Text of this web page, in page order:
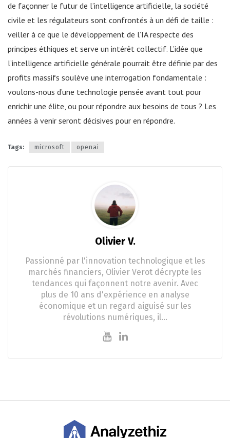
de façonner le futur de l’intelligence artificielle, la société
civile et les régulateurs sont confrontés à un défi de taille :
veiller à ce que le développement de l’IA respecte des
principes éthiques et serve un intérêt collectif. L’idée que
l’intelligence artificielle générale pourrait être définie par des
profits massifs soulève une interrogation fondamentale :
voulons-nous d’une technologie pensée avant tout pour
enrichir une élite, ou pour répondre aux besoins de tous ? Les
années à venir seront décisives pour en répondre.
Tags: microsoft openai
Olivier V.
Passionné par l'innovation technologique et les
marchés financiers, Olivier Verot décrypte les
tendances qui façonnent notre avenir. Avec
plus de 10 ans d'expérience en analyse
économique et un regard aiguisé sur les
révolutions numériques, il…